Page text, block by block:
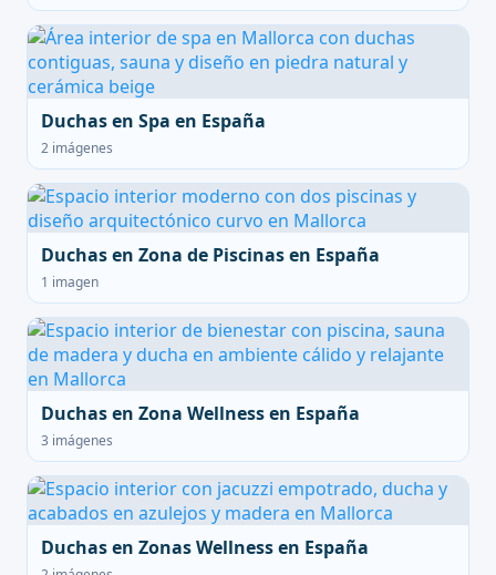
Duchas en Spa en España
2 imágenes
Duchas en Zona de Piscinas en España
1 imagen
Duchas en Zona Wellness en España
3 imágenes
Duchas en Zonas Wellness en España